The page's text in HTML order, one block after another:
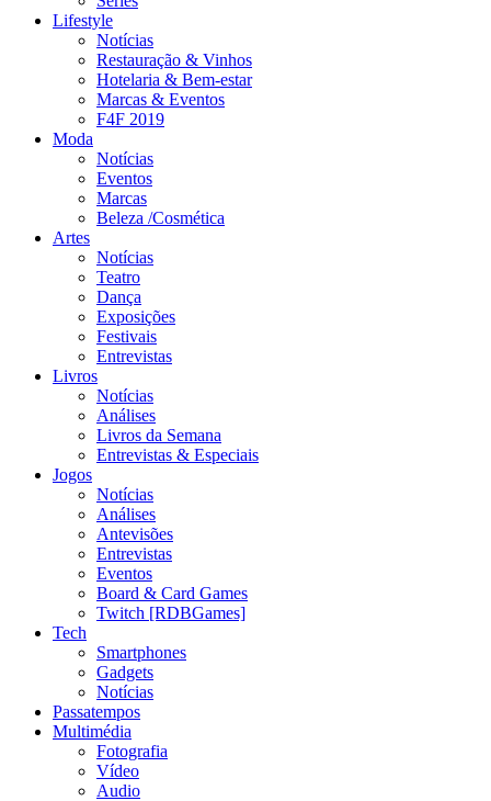
Lifestyle
Notícias
Restauração & Vinhos
Hotelaria & Bem-estar
Marcas & Eventos
F4F 2019
Moda
Notícias
Eventos
Marcas
Beleza /Cosmética
Artes
Notícias
Teatro
Dança
Exposições
Festivais
Entrevistas
Livros
Notícias
Análises
Livros da Semana
Entrevistas & Especiais
Jogos
Notícias
Análises
Antevisões
Entrevistas
Eventos
Board & Card Games
Twitch [RDBGames]
Tech
Smartphones
Gadgets
Notícias
Passatempos
Multimédia
Fotografia
Vídeo
Audio